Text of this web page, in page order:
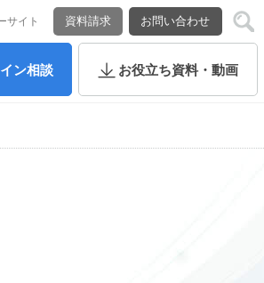
サイト 資料請求 お問い合わせ
ン相談 お役立ち資料・動画